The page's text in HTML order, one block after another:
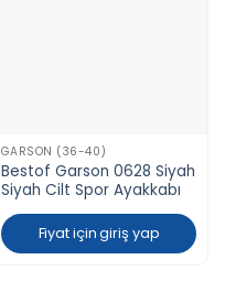
GARSON (36-40)
Bestof Garson 0628 Siyah
Siyah Cilt Spor Ayakkabı
Fiyat için giriş yap